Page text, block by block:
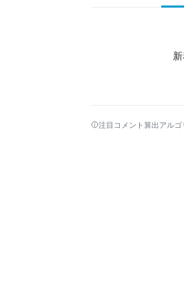
注目コメント算出アル